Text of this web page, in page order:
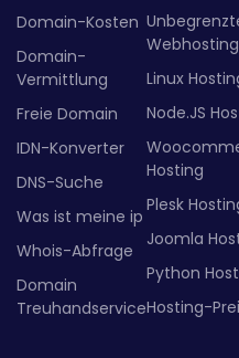
Domain-Kosten
Domain-
Vermittlung
Freie Domain
IDN-Konverter
DNS-Suche
Was ist meine ip
Whois-Abfrage
Domain
Treuhandservice
Webhosting
Linux
Node.JS
Hosting
Plesk
Joomla
Python
Hosting-